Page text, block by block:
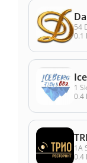
54
0.1
1
0.4
1А
0.4